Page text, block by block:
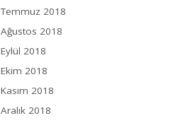
Temmuz 2018
Ağustos 2018
Eylül 2018
Ekim 2018
Kasım 2018
Aralık 2018